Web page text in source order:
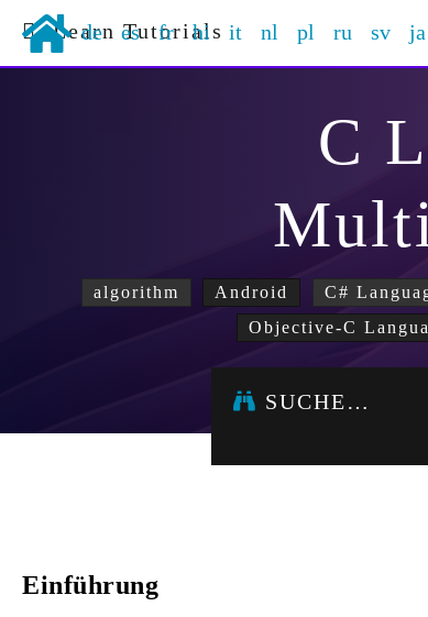
Learn Tutorials
de es fr hi it nl pl ru sv ja
C
algorithm Android C#
Objective-C
SUCHE…
Einführung